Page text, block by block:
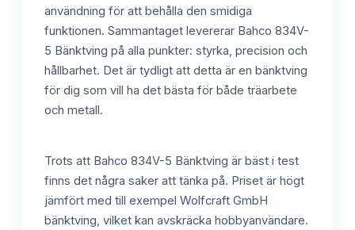
användning för att behålla den smidiga
funktionen. Sammantaget levererar Bahco 834V-
5 Bänktving på alla punkter: styrka, precision och
hållbarhet. Det är tydligt att detta är en bänktving
för dig som vill ha det bästa för både träarbete
och metall.
Trots att Bahco 834V-5 Bänktving är bäst i test
finns det några saker att tänka på. Priset är högt
jämfört med till exempel Wolfcraft GmbH
bänktving, vilket kan avskräcka hobbyanvändare.